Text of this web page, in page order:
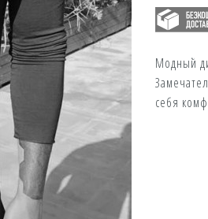
Модный
себя